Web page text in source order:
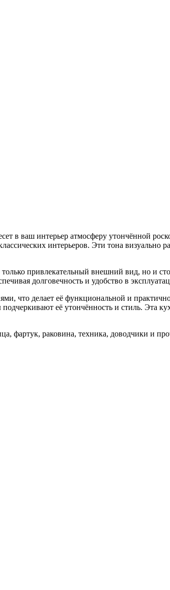
в ваш интерьер атмосферу утончённой
интерьеров. Эти тона визуально
привлекательный внешний вид, но и
долговечность и удобство в
что делает её функциональной и
её утончённость и стиль. Эта
фартук, раковина, техника, доводчики и